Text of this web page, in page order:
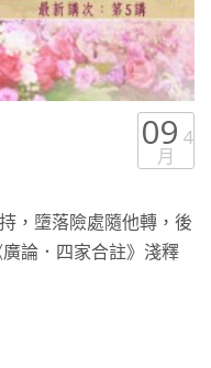
09 4
月
，墮落險處隨他轉，後
論．四家合註》淺釋